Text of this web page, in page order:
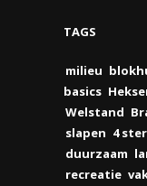
TAGS
milieu
basics
Welstand
slapen 4
duurzaam
recreatie